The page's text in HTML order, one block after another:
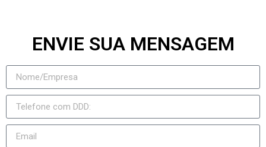
ENVIE SUA MENSAGEM